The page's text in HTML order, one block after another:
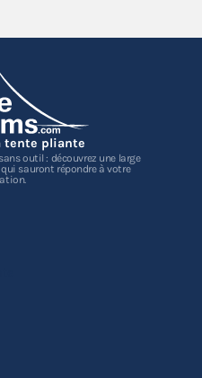
tente pliante
outil : découvrez une large
sauront répondre à votre